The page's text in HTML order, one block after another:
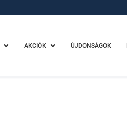
AKCIÓK ÚJDONSÁGOK